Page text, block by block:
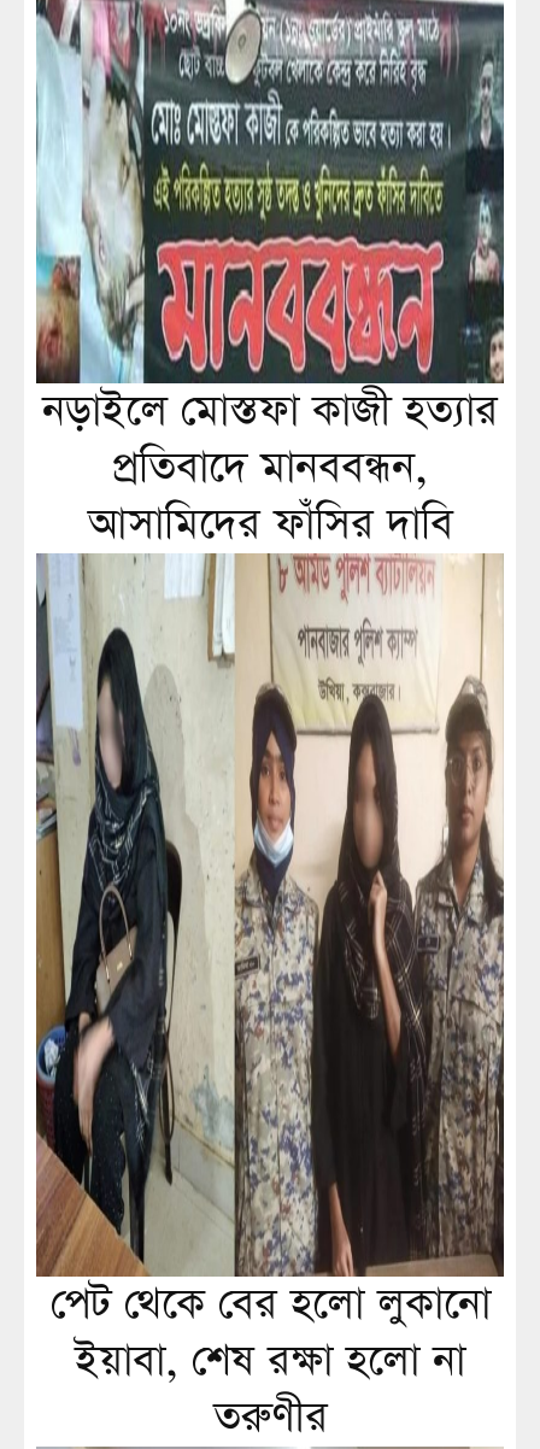
নড়াইলে মোস্তফা কাজী হত্যার
প্রতিবাদে মানববন্ধন,
আসামিদের ফাঁসির দাবি
পেট থেকে বের হলো লুকানো
ইয়াবা, শেষ রক্ষা হলো না
তরুণীর